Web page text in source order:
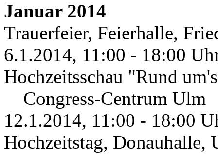
Januar 2014
Trauerfeier, Feierhalle,
6.1.2014, 11:00 - 18:00
Hochzeitsschau "Rund
Congress-Centrum Ulm
12.1.2014, 11:00 - 18:00
Hochzeitstag, Donauhalle,